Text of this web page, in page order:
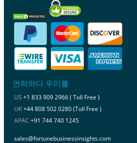
연락하다 우리를
US +1 833 909 2966 ( Toll Free )
UK+44 808 502 0280 (Toll Free )
APAC +91 744 740 1245
sales@fortunebusinessinsights.com